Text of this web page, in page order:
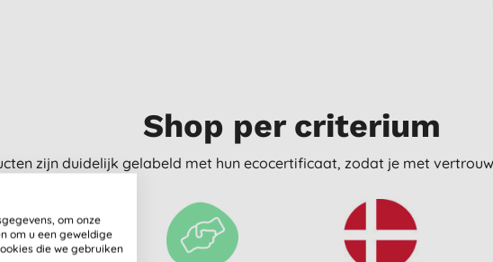
Shop per criterium
zijn duidelijk gelabeld met hun ecocertificaat, zodat je met
om onze
om u een geweldige
die we gebruiken